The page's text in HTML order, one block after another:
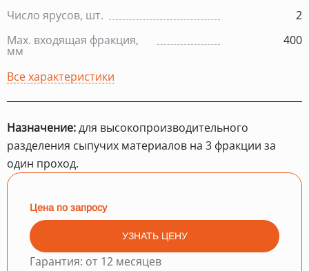
Число ярусов, шт.
2
Max. входящая фракция,
мм
400
Все характеристики
Назначение:для высокопроизводительного
разделения сыпучих материалов на 3 фракции за
один проход.
Цена по запросу
УЗНАТЬ ЦЕНУ
Гарантия: от 12 месяцев